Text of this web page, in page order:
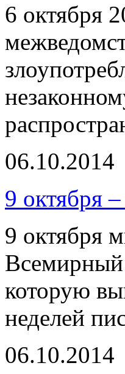
6 октября
06.10.2014
9 октября
9 октября
Всемирный
которую
неделей
06.10.2014